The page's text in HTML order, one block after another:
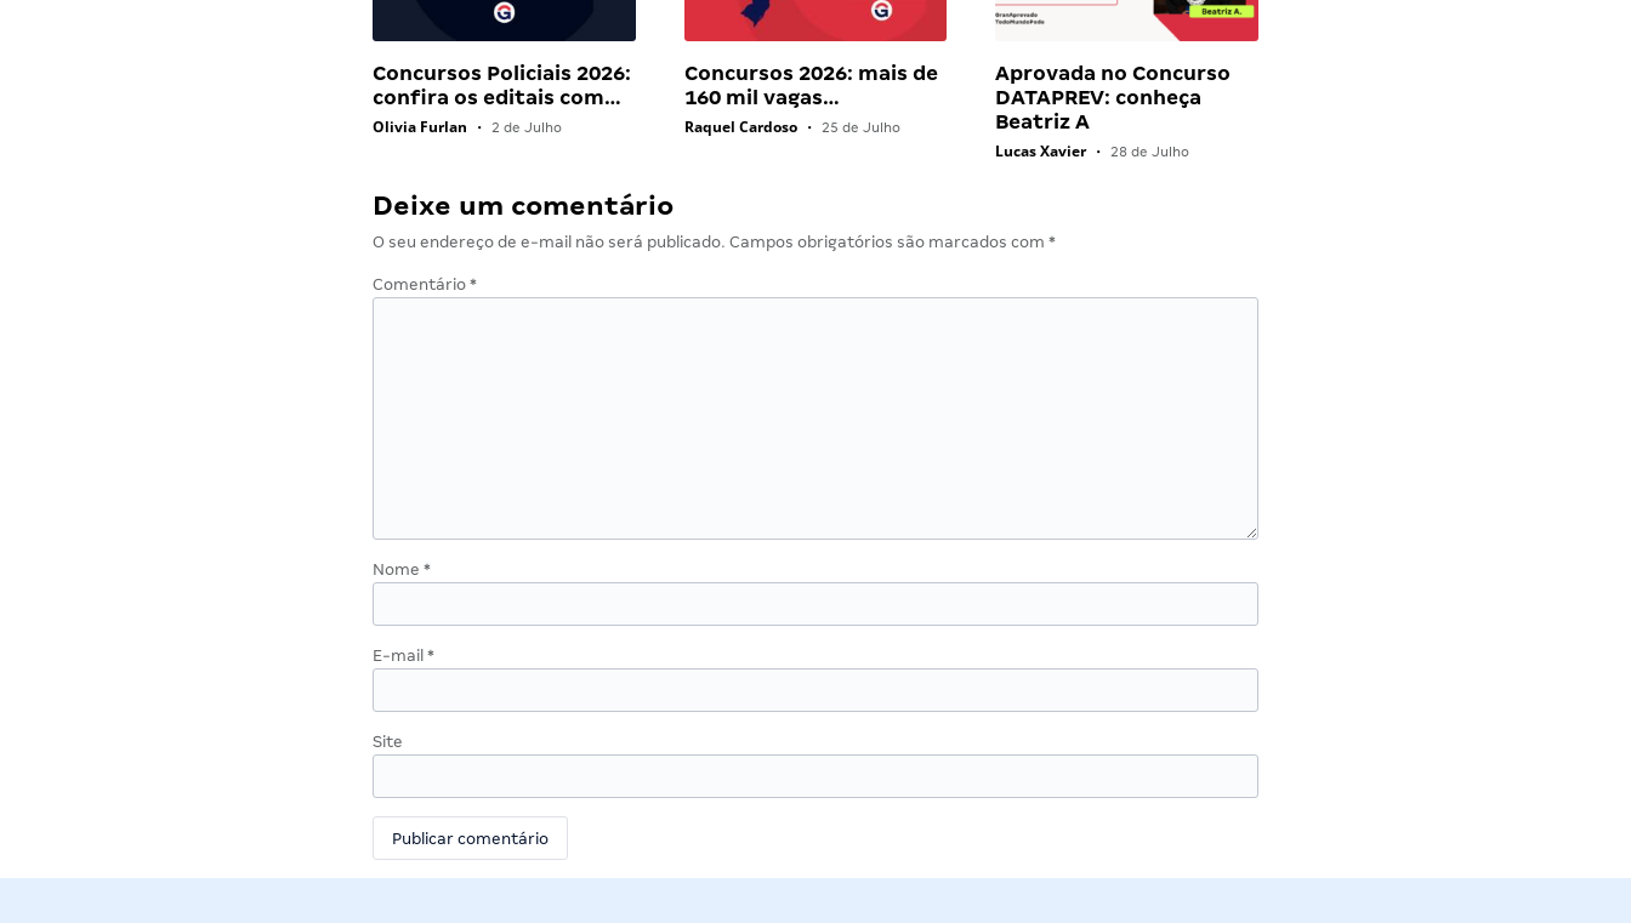
Concursos Policiais 2026:
confira os editais com…
Olivia Furlan • 2 de Julho
Concursos 2026: mais de
160 mil vagas…
Raquel Cardoso • 25 de Julho
Aprovada no Concurso
DATAPREV: conheça
Beatriz A
Lucas Xavier • 28 de Julho
Deixe um comentário
O seu endereço de e-mail não será publicado. Campos obrigatórios são marcados com *
Comentário *
Nome *
E-mail *
Site